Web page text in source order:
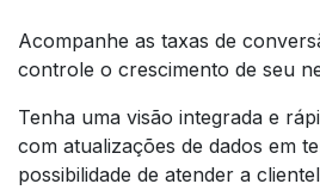
Acompanhe as taxas de
controle o crescimento de seu
Tenha uma visão integrada e
com atualizações de dados em
possibilidade de atender a